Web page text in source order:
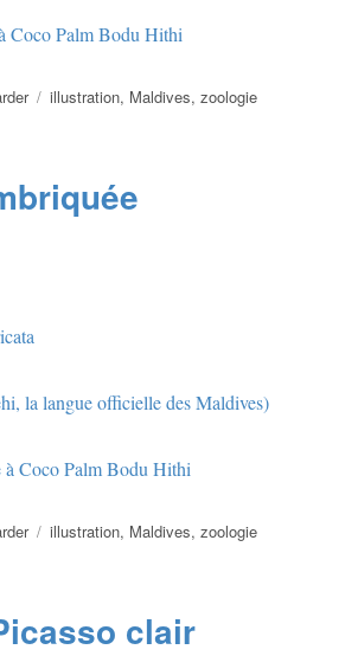
Coco Palm Bodu Hithi
Étiquettes
illustration, Maldives,zoologie
la langue officielle des Maldives)
à Coco Palm Bodu Hithi
Étiquettes
illustration, Maldives,zoologie
clair